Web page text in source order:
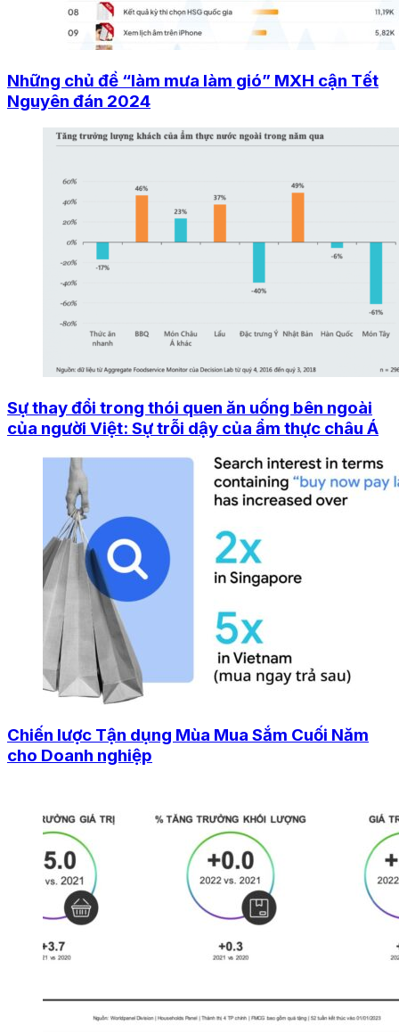
Những chủ đề “làm mưa làm gió” MXH cận Tết
Nguyên đán 2024
Sự thay đổi trong thói quen ăn uống bên ngoài
của người Việt: Sự trỗi dậy của ẩm thực châu Á
Chiến lược Tận dụng Mùa Mua Sắm Cuối Năm
cho Doanh nghiệp